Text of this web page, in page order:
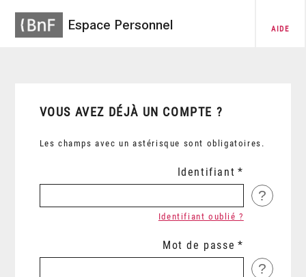
Espace Personnel AIDE
VOUS AVEZ DÉJÀ UN COMPTE ?
Les champs avec un astérisque sont obligatoires.
Identifiant
?
Identifiant oublié ?
Mot de passe
?